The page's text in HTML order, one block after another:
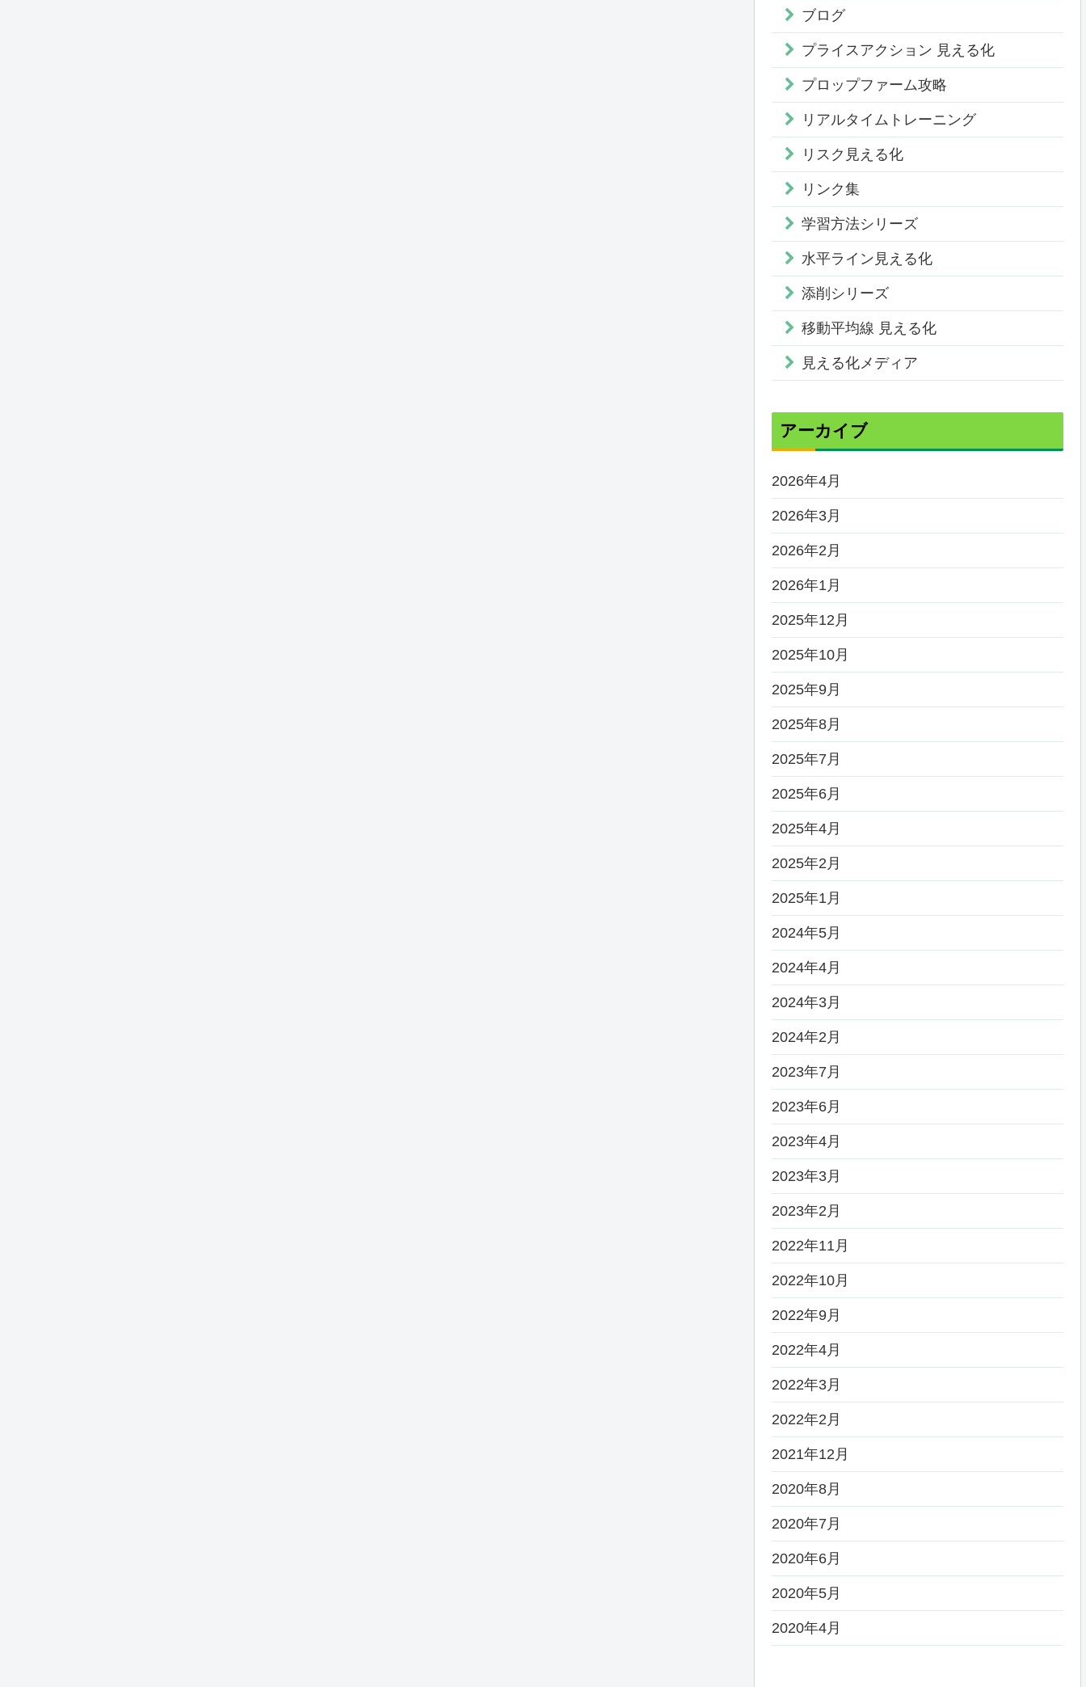
ブログ
プライスアクション 見える化
プロップファーム攻略
リアルタイムトレーニング
リスク見える化
リンク集
学習方法シリーズ
水平ライン見える化
添削シリーズ
移動平均線 見える化
見える化メディア
アーカイブ
2026年4月
2026年3月
2026年2月
2026年1月
2025年12月
2025年10月
2025年9月
2025年8月
2025年7月
2025年6月
2025年4月
2025年2月
2025年1月
2024年5月
2024年4月
2024年3月
2024年2月
2023年7月
2023年6月
2023年4月
2023年3月
2023年2月
2022年11月
2022年10月
2022年9月
2022年4月
2022年3月
2022年2月
2021年12月
2020年8月
2020年7月
2020年6月
2020年5月
2020年4月